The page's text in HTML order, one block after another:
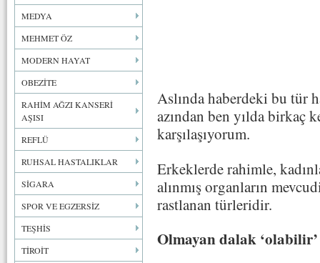
MEDYA
MEHMET ÖZ
MODERN HAYAT
OBEZİTE
RAHİM AĞZI KANSERİ
AŞISI
REFLÜ
RUHSAL HASTALIKLAR
SİGARA
SPOR VE EGZERSİZ
TEŞHİS
TİROİT
Aslında haberdeki bu tür
azından ben yılda birkaç
karşılaşıyorum.
Erkeklerde rahimle,
alınmış organların
rastlanan türleridir.
Olmayan dalak ‘olabilir’